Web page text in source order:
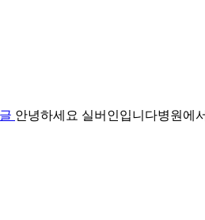
안녕하세요 실버인입니다​병원에